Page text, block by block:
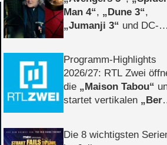
Man 4 , Dune 3 ,
Jumanji 3
und DC-
Programm-Highlights
2026/​27: RTL Zwei
die
Maison Tabou
startet vertikalen
Die 8 wichtigsten